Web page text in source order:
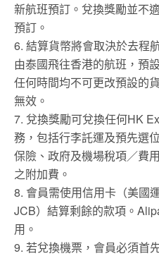
新航班預訂。兌換獎勵並不
預訂。
6. 結算貨幣將會取決於去程
由泰國飛往香港的航班，預
任何時間均不可更改預設的
無效。
7. 兌換獎勵可兌換任何HK
務，包括行李託運及預先選
保險、政府及機場稅項／費
之附加費。
8. 會員需使用信用卡（美國
JCB）結算剩餘的款項。
用。
9. 若兌換機票，會員必須首